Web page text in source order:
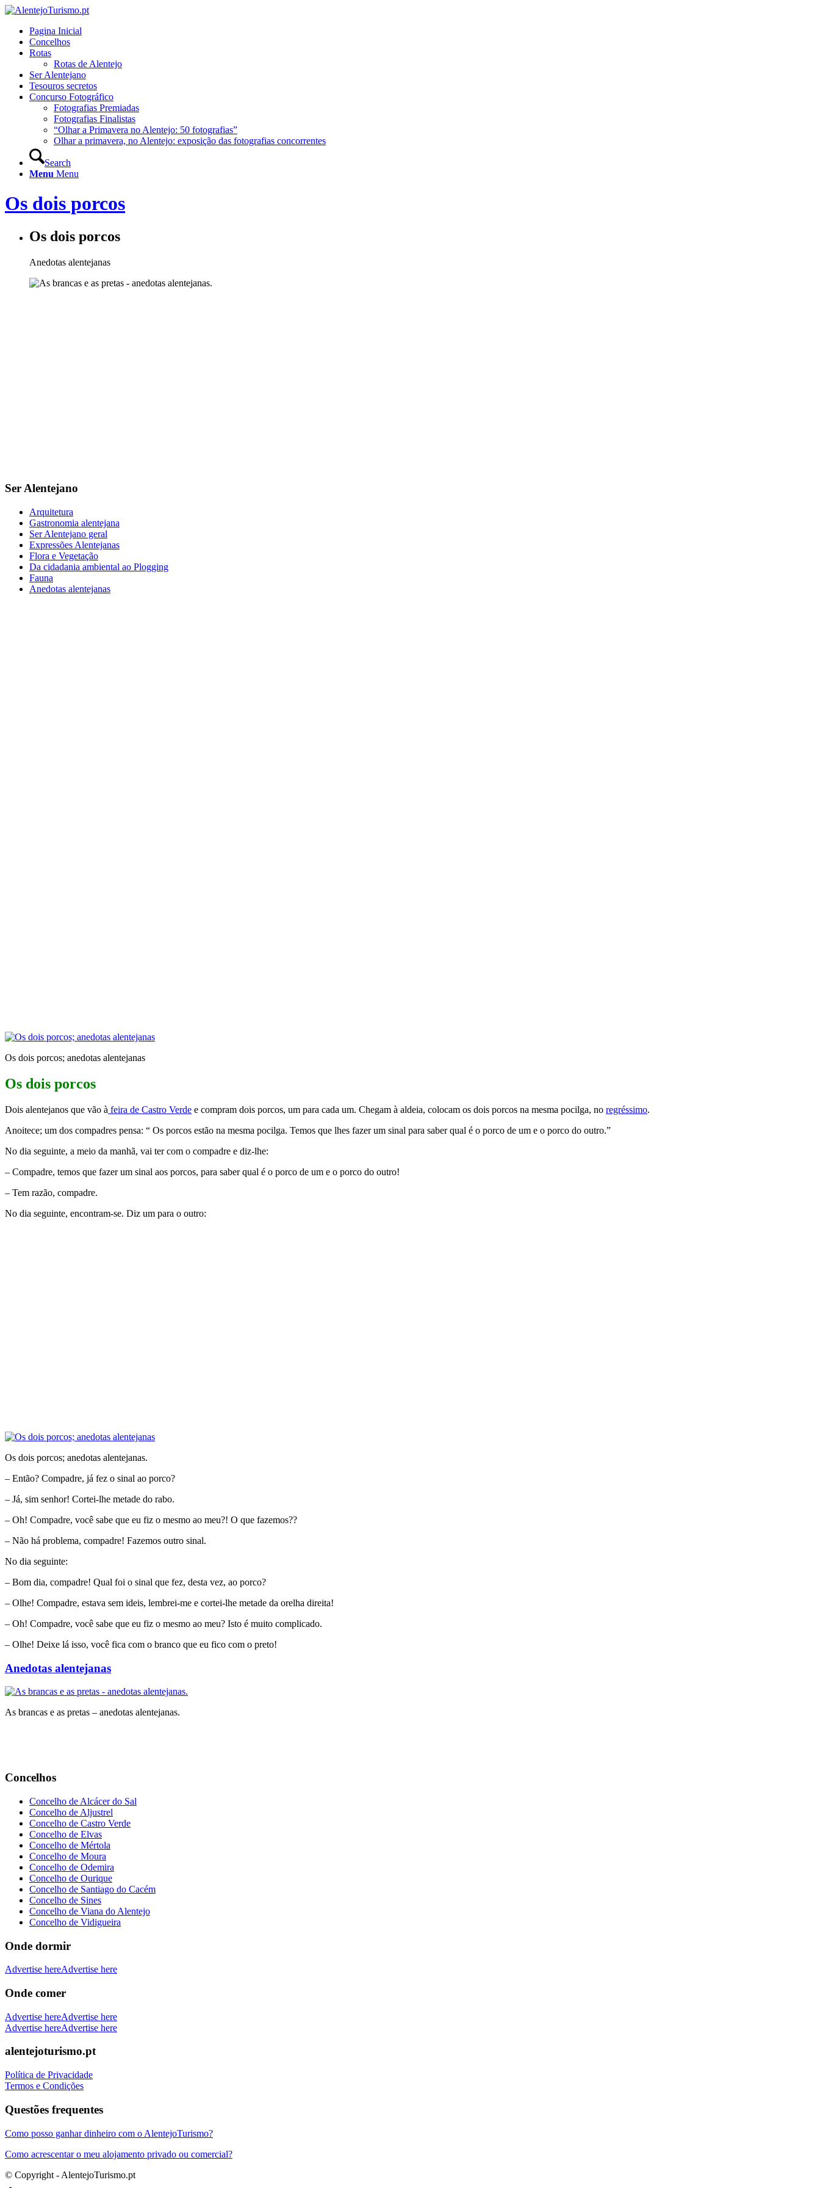
Pagina Inicial
Concelhos
Rotas
Rotas de Alentejo
Ser Alentejano
Tesouros secretos
Concurso Fotográfico
Fotografias Premiadas
Fotografias Finalistas
“Olhar a Primavera no Alentejo: 50 fotografias”
Olhar a primavera, no Alentejo: exposição das fotografias concorrentes
Search
Menu Menu
Os dois porcos
Os dois porcos
Anedotas alentejanas
Ser Alentejano
Arquitetura
Gastronomia alentejana
Ser Alentejano geral
Expressões Alentejanas
Flora e Vegetação
Da cidadania ambiental ao Plogging
Fauna
Anedotas alentejanas
Os dois porcos; anedotas alentejanas
Os dois porcos
Dois alentejanos que vão à feira de Castro Verde e compram dois porcos, um para cada um. Chegam à aldeia, colocam os dois porcos na mesma pocilga, no regréssimo.
Anoitece; um dos compadres pensa: “ Os porcos estão na mesma pocilga. Temos que lhes fazer um sinal para saber qual é o porco de um e o porco do outro.”
No dia seguinte, a meio da manhã, vai ter com o compadre e diz-lhe:
– Compadre, temos que fazer um sinal aos porcos, para saber qual é o porco de um e o porco do outro!
– Tem razão, compadre.
No dia seguinte, encontram-se. Diz um para o outro:
Os dois porcos; anedotas alentejanas.
– Então? Compadre, já fez o sinal ao porco?
– Já, sim senhor! Cortei-lhe metade do rabo.
– Oh! Compadre, você sabe que eu fiz o mesmo ao meu?! O que fazemos??
– Não há problema, compadre! Fazemos outro sinal.
No dia seguinte:
– Bom dia, compadre! Qual foi o sinal que fez, desta vez, ao porco?
– Olhe! Compadre, estava sem ideis, lembrei-me e cortei-lhe metade da orelha direita!
– Oh! Compadre, você sabe que eu fiz o mesmo ao meu? Isto é muito complicado.
– Olhe! Deixe lá isso, você fica com o branco que eu fico com o preto!
Anedotas alentejanas
As brancas e as pretas – anedotas alentejanas.
Concelhos
Concelho de Alcácer do Sal
Concelho de Aljustrel
Concelho de Castro Verde
Concelho de Elvas
Concelho de Mértola
Concelho de Moura
Concelho de Odemira
Concelho de Ourique
Concelho de Santiago do Cacém
Concelho de Sines
Concelho de Viana do Alentejo
Concelho de Vidigueira
Onde dormir
Advertise hereAdvertise here
Onde comer
Advertise hereAdvertise here
Advertise hereAdvertise here
alentejoturismo.pt
Política de Privacidade
Termos e Condições
Questões frequentes
Como posso ganhar dinheiro com o AlentejoTurismo?
Como acrescentar o meu alojamento privado ou comercial?
© Copyright - AlentejoTurismo.pt